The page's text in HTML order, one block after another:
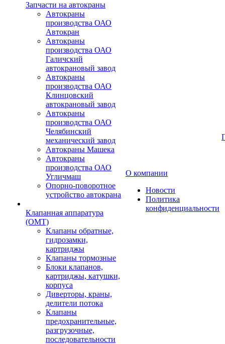
Запчасти на автокраны
Автокраны
производства ОАО
Автокран
Автокраны
производства ОАО
Галичский
автокрановый завод
Автокраны
производства ОАО
Клинцовский
автокрановый завод
Автокраны
производства ОАО
Челябинский
механический завод
Автокраны Машека
Автокраны
производства ОАО
Угличмаш
Опорно-поворотное
устройство автокрана
Клапанная аппаратура
(OMT)
Клапаны обратные,
гидрозамки,
картриджы
Клапаны тормозные
Блоки клапанов,
картриджы, катушки,
корпуса
Диверторы, краны,
делители потока
Клапаны
предохранительные,
разгрузочные,
последовательности
О компании
Новости
Политика
конфиденциальности